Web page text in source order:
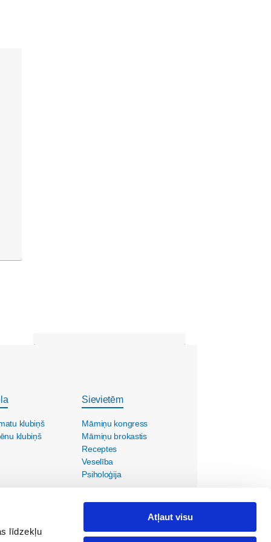
līdzekļu
Atļaut visu
klubiņš
klubiņš
Sievietēm
Māmiņu kongress
Māmiņu brokastis
Receptes
Veselība
Psiholoģija